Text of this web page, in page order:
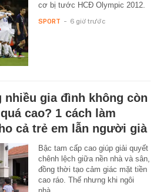
cơ bị tước HCĐ Olympic 2012.
SPORT - 6 giờ trước
nhiều gia đình không còn
cao? 1 cách làm
cả trẻ em lẫn người già
Bậc tam cấp cao giúp giải quyết
chênh lệch giữa nền nhà và sân,
đồng thời tạo cảm giác mặt tiền
cao ráo. Thế nhưng khi ngôi